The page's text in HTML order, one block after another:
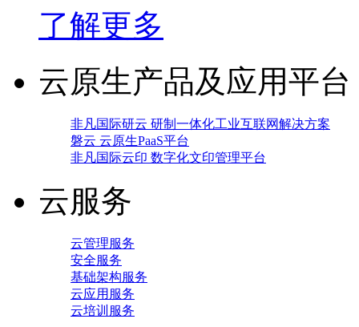
了解更多
云原生产品及应用平台
非凡国际研云 研制一体化工业互联网解决方案
磐云 云原生PaaS平台
非凡国际云印 数字化文印管理平台
云服务
云管理服务
安全服务
基础架构服务
云应用服务
云培训服务